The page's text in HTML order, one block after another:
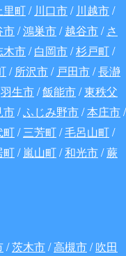
里町/ 川口市/ 川越市/
市/鴻巣市/越谷市/ さ
木市/白岡市/杉戸町/
/所沢市/ 戸田市/長瀞
羽生市/飯能市/東秩父
市/ふじみ野市/本庄市/
町/三芳町/毛呂山町/
町/嵐山町/和光市/蕨
/茨木市/高槻市/吹田